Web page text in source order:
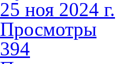
25 ноя 2024 г.
Просмотры
394